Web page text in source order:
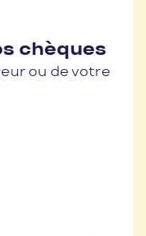
chèques
ou de votre